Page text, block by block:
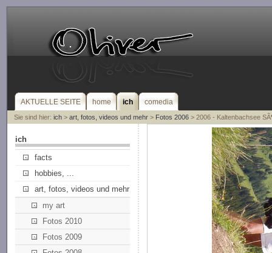
AKTUELLE SEITE home ich comedia
Sie sind hier: ich> art, fotos, videos und mehr> Fotos 2006> 2006 - Kaltenbachsee
ich
facts
hobbies, ...
art, fotos, videos und mehr
my art
Fotos 2010
Fotos 2009